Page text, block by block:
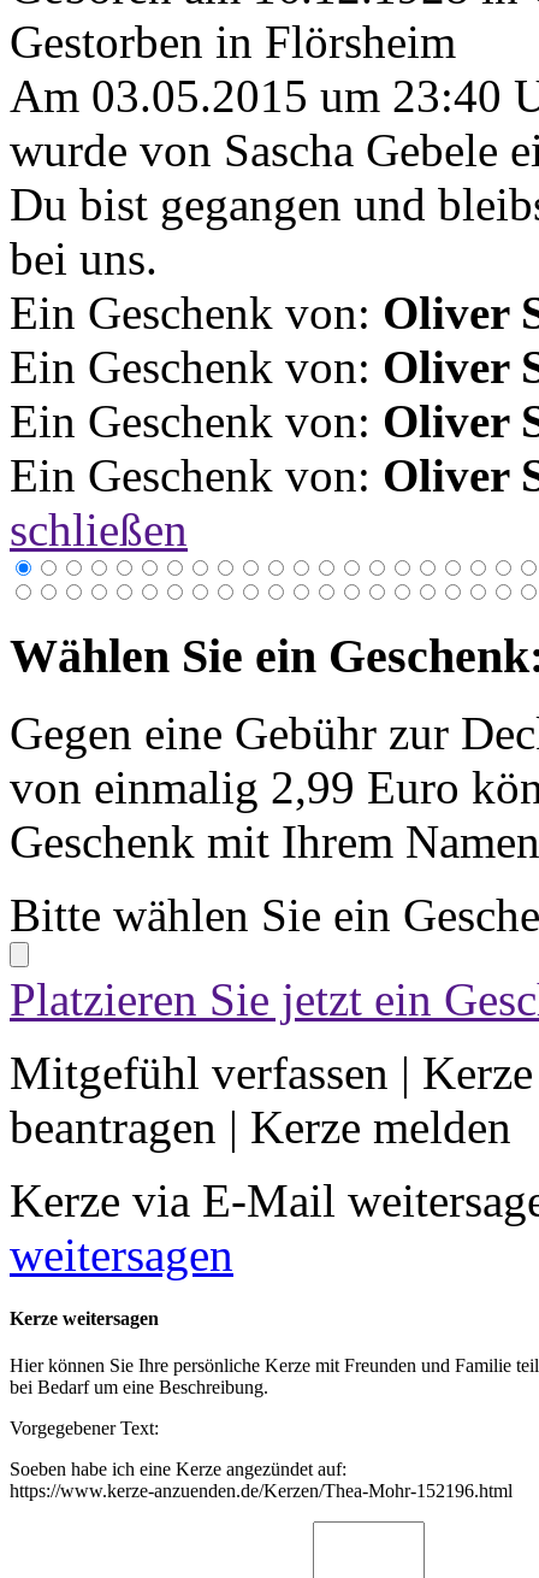
Gestorben in Flörsheim
Am 03.05.2015 um 23:40
wurde von Sascha Gebele
Du bist gegangen und
bei uns.
Ein Geschenk von: Oliver
Ein Geschenk von: Oliver
Ein Geschenk von: Oliver
Ein Geschenk von: Oliver
schließen
Wählen Sie ein
Gegen eine Gebühr zur
von einmalig 2,99 Euro
Geschenk mit Ihrem
Bitte wählen Sie ein
Platzieren Sie jetzt ein
Mitgefühl verfassen |
beantragen | Kerze melden
Kerze via E-Mail
weitersagen
Kerze weitersagen
Hier können Sie Ihre persönliche Kerze mit Freunden und Familie
bei Bedarf um eine Beschreibung.
Vorgegebener Text:
Soeben habe ich eine Kerze angezündet auf:
https://www.kerze-anzuenden.de/Kerzen/Thea-Mohr-152196.html